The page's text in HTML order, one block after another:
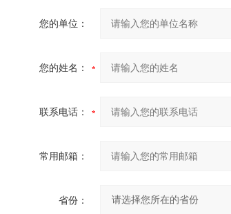
您的单位：
您的姓名：
联系电话：
常用邮箱：
省份：